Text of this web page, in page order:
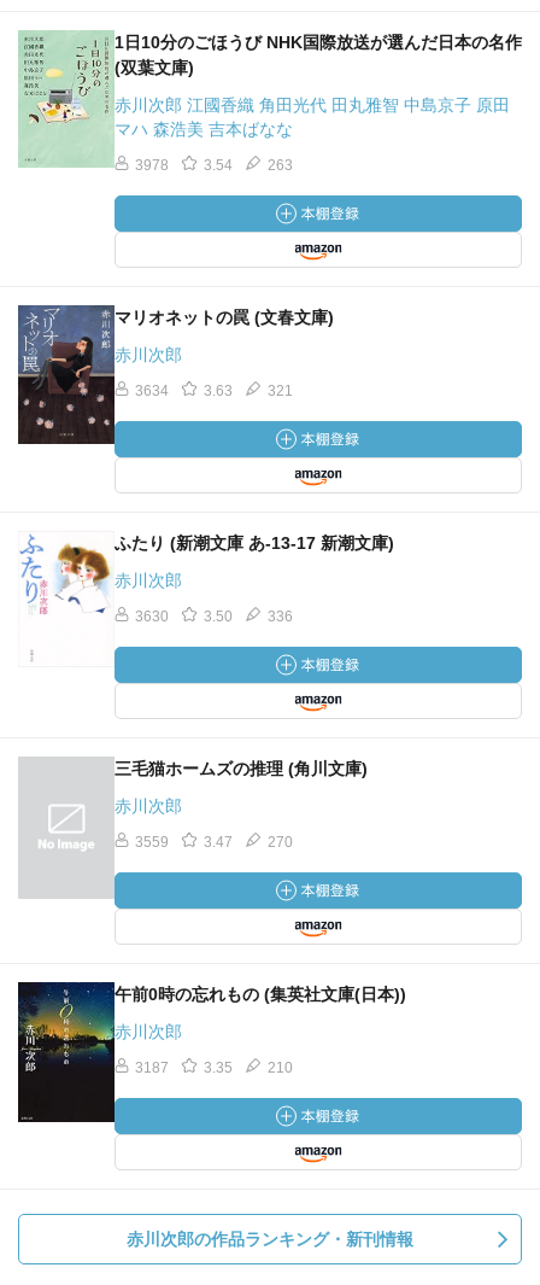
1日10分のごほうび NHK国際放送が選んだ日本の名作
(双葉文庫)
赤川次郎 江國香織 角田光代 田丸雅智 中島京子 原田
マハ 森浩美 吉本ばなな
3978 3.54 263
マリオネットの罠 (文春文庫)
赤川次郎
3634 3.63 321
ふたり (新潮文庫 あ-13-17 新潮文庫)
赤川次郎
3630 3.50 336
三毛猫ホームズの推理 (角川文庫)
赤川次郎
3559 3.47 270
午前0時の忘れもの (集英社文庫(日本))
赤川次郎
3187 3.35 210
赤川次郎の作品ランキング・新刊情報